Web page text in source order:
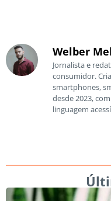
Welber
Jornalista e
consumidor.
smartphones,
desde 2023,
linguagem